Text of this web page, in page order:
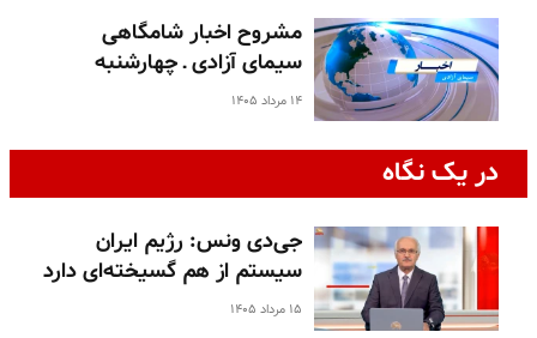
مشروح اخبار شامگاهی
سیمای آزادی ـ چهارشنبه
۱۴ مرداد ۱۴۰۵
در یک نگاه
جی‌دی ونس: رژیم ایران
سیستم از هم گسیخته‌ای دارد
۱۵ مرداد ۱۴۰۵